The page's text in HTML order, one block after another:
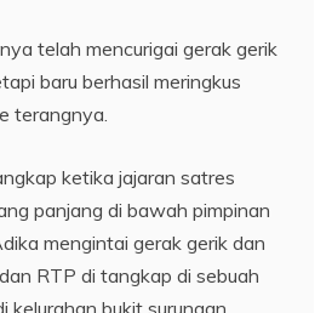
telah mencurigai gerak gerik
baru berhasil meringkus
terangnya.
ketika jajaran satres
panjang di bawah pimpinan
mengintai gerak gerik dan
RTP di tangkap di sebuah